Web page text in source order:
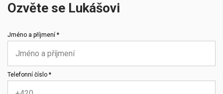
Ozvěte se Lukášovi
Jméno a příjmení *
Telefonní číslo *